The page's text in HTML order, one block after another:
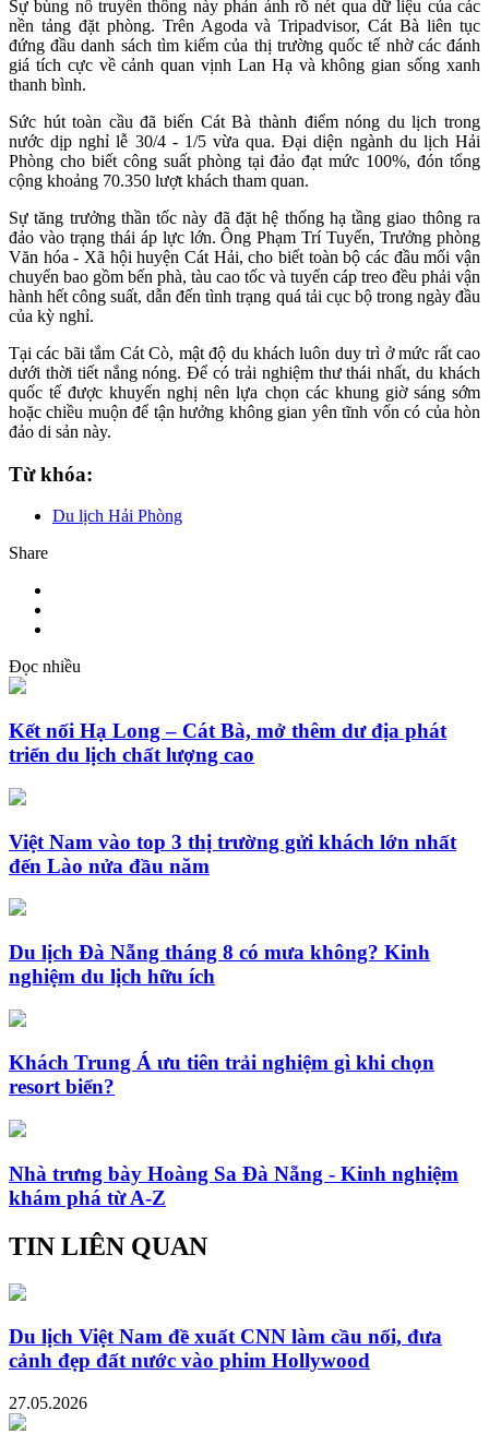
Sự bùng nổ truyền thông này phản ánh rõ nét qua dữ liệu của các
nền tảng đặt phòng. Trên Agoda và Tripadvisor, Cát Bà liên tục
đứng đầu danh sách tìm kiếm của thị trường quốc tế nhờ các đánh
giá tích cực về cảnh quan vịnh Lan Hạ và không gian sống xanh
thanh bình.
Sức hút toàn cầu đã biến Cát Bà thành điểm nóng du lịch trong
nước dịp nghỉ lễ 30/4 - 1/5 vừa qua. Đại diện ngành du lịch Hải
Phòng cho biết công suất phòng tại đảo đạt mức 100%, đón tổng
cộng khoảng 70.350 lượt khách tham quan.
Sự tăng trưởng thần tốc này đã đặt hệ thống hạ tầng giao thông ra
đảo vào trạng thái áp lực lớn. Ông Phạm Trí Tuyến, Trưởng phòng
Văn hóa - Xã hội huyện Cát Hải, cho biết toàn bộ các đầu mối vận
chuyển bao gồm bến phà, tàu cao tốc và tuyến cáp treo đều phải vận
hành hết công suất, dẫn đến tình trạng quá tải cục bộ trong ngày đầu
của kỳ nghỉ.
Tại các bãi tắm Cát Cò, mật độ du khách luôn duy trì ở mức rất cao
dưới thời tiết nắng nóng. Để có trải nghiệm thư thái nhất, du khách
quốc tế được khuyến nghị nên lựa chọn các khung giờ sáng sớm
hoặc chiều muộn để tận hưởng không gian yên tĩnh vốn có của hòn
đảo di sản này.
Từ khóa:
Du lịch Hải Phòng
Share
Đọc nhiều
Kết nối Hạ Long – Cát Bà, mở thêm dư địa phát
triển du lịch chất lượng cao
Việt Nam vào top 3 thị trường gửi khách lớn nhất
đến Lào nửa đầu năm
Du lịch Đà Nẵng tháng 8 có mưa không? Kinh
nghiệm du lịch hữu ích
Khách Trung Á ưu tiên trải nghiệm gì khi chọn
resort biển?
Nhà trưng bày Hoàng Sa Đà Nẵng - Kinh nghiệm
khám phá từ A-Z
TIN LIÊN QUAN
Du lịch Việt Nam đề xuất CNN làm cầu nối, đưa
cảnh đẹp đất nước vào phim Hollywood
27.05.2026